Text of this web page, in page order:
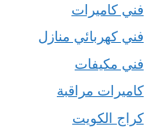
فني كاميرات
فني كهربائي منازل
فني مكيفات
كاميرات مراقبة
كراج الكويت